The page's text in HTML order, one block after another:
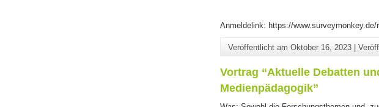
Anmeldelink: https://www.surveymonkey.de/
Veröffentlicht amOktober 16, 2023 |
Vortrag “Aktuelle Debatten
Medienpädagogik”